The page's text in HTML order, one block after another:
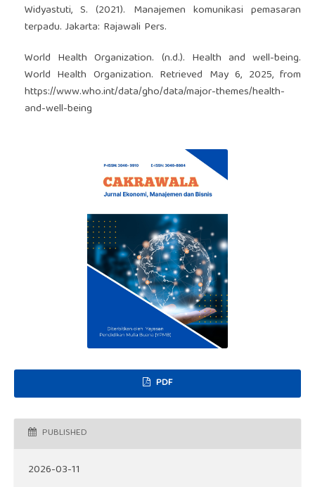
Widyastuti, S. (2021). Manajemen komunikasi pemasaran
terpadu. Jakarta: Rajawali Pers.
World Health Organization. (n.d.). Health and well-being.
World Health Organization. Retrieved May 6, 2025, from
https://www.who.int/data/gho/data/major-themes/health-
and-well-being
PDF
PUBLISHED
2026-03-11